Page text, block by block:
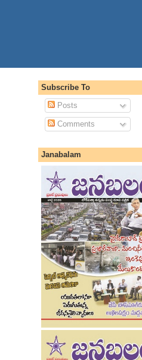
Subscribe To
Posts
Comments
Janabalam